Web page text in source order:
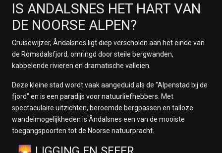
IS ANDALSNES HET HART VAN
DE NOORSE ALPEN?
Cruisewijzer, Åndalsnes ligt diep verscholen aan het einde van
de Romsdalsfjord, omringd door steile bergwanden,
kabbelende rivieren en dramatische valleien.
Deze kleine stad wordt vaak aangeduid als de "Alpenstad bij de
fjord" en is een paradijs voor natuurliefhebbers. Met
spectaculaire uitzichten, beroemde bergpassen en talloze
wandelmogelijkheden is Åndalsnes een van de mooiste
toegangspoorten tot de Noorse natuurpracht.